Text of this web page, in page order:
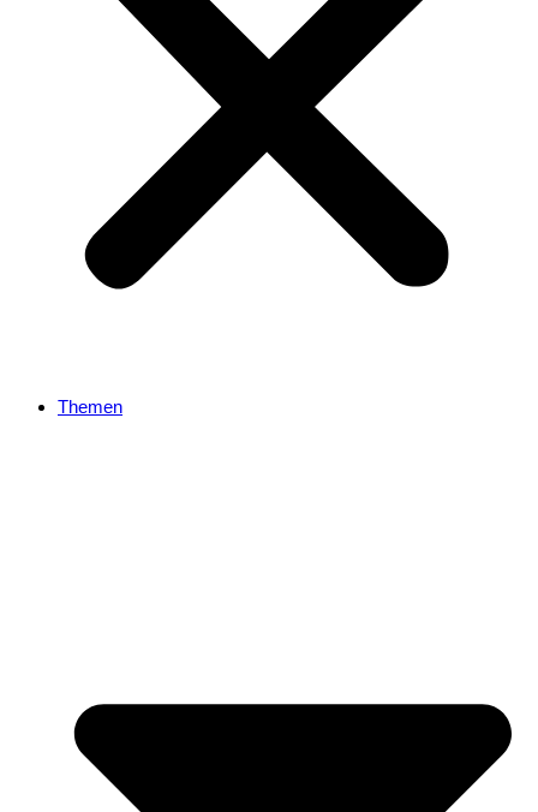
Themen